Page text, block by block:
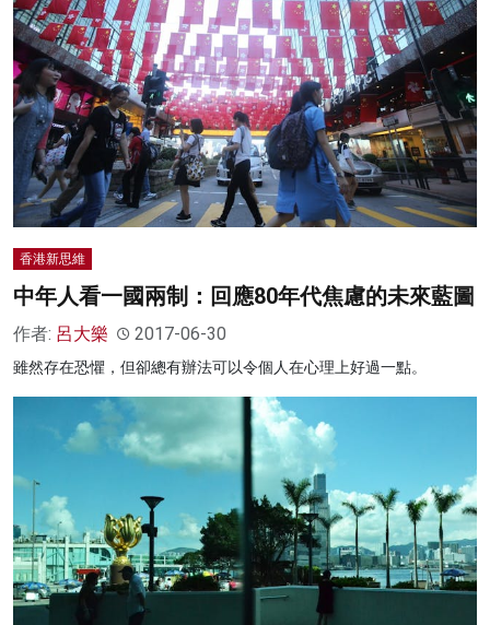
香港新思維
中年人看一國兩制：回應80年代焦慮的未來藍圖
作者: 呂大樂 2017-06-30
雖然存在恐懼，但卻總有辦法可以令個人在心理上好過一點。